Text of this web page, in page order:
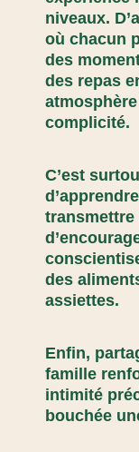
niveaux.
où chacun
des
des repas
complicité.
C’est
des
assiettes.
Enfin,
famille
intimité
bouchée